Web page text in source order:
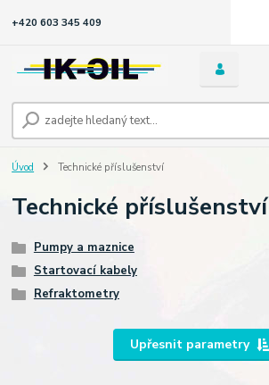
+420 603 345 409
Úvod Technické příslušenství
Technické příslušenství
Pumpy a maznice
Startovací kabely
Refraktometry
Upřesnit parametry